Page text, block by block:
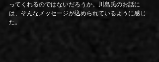
ってくれるのではないだろうか。川島氏のお話に
は、そんなメッセージが込められているように感じ
た。